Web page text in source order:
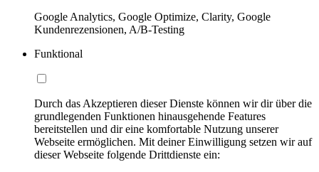
Google Analytics, Google Optimize, Clarity, Google
Kundenrezensionen, A/B-Testing
Funktional
Durch das Akzeptieren dieser Dienste können wir dir über die
grundlegenden Funktionen hinausgehende Features
bereitstellen und dir eine komfortable Nutzung unserer
Webseite ermöglichen. Mit deiner Einwilligung setzen wir auf
dieser Webseite folgende Drittdienste ein: